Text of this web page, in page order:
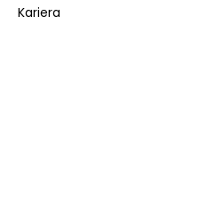
Kariera